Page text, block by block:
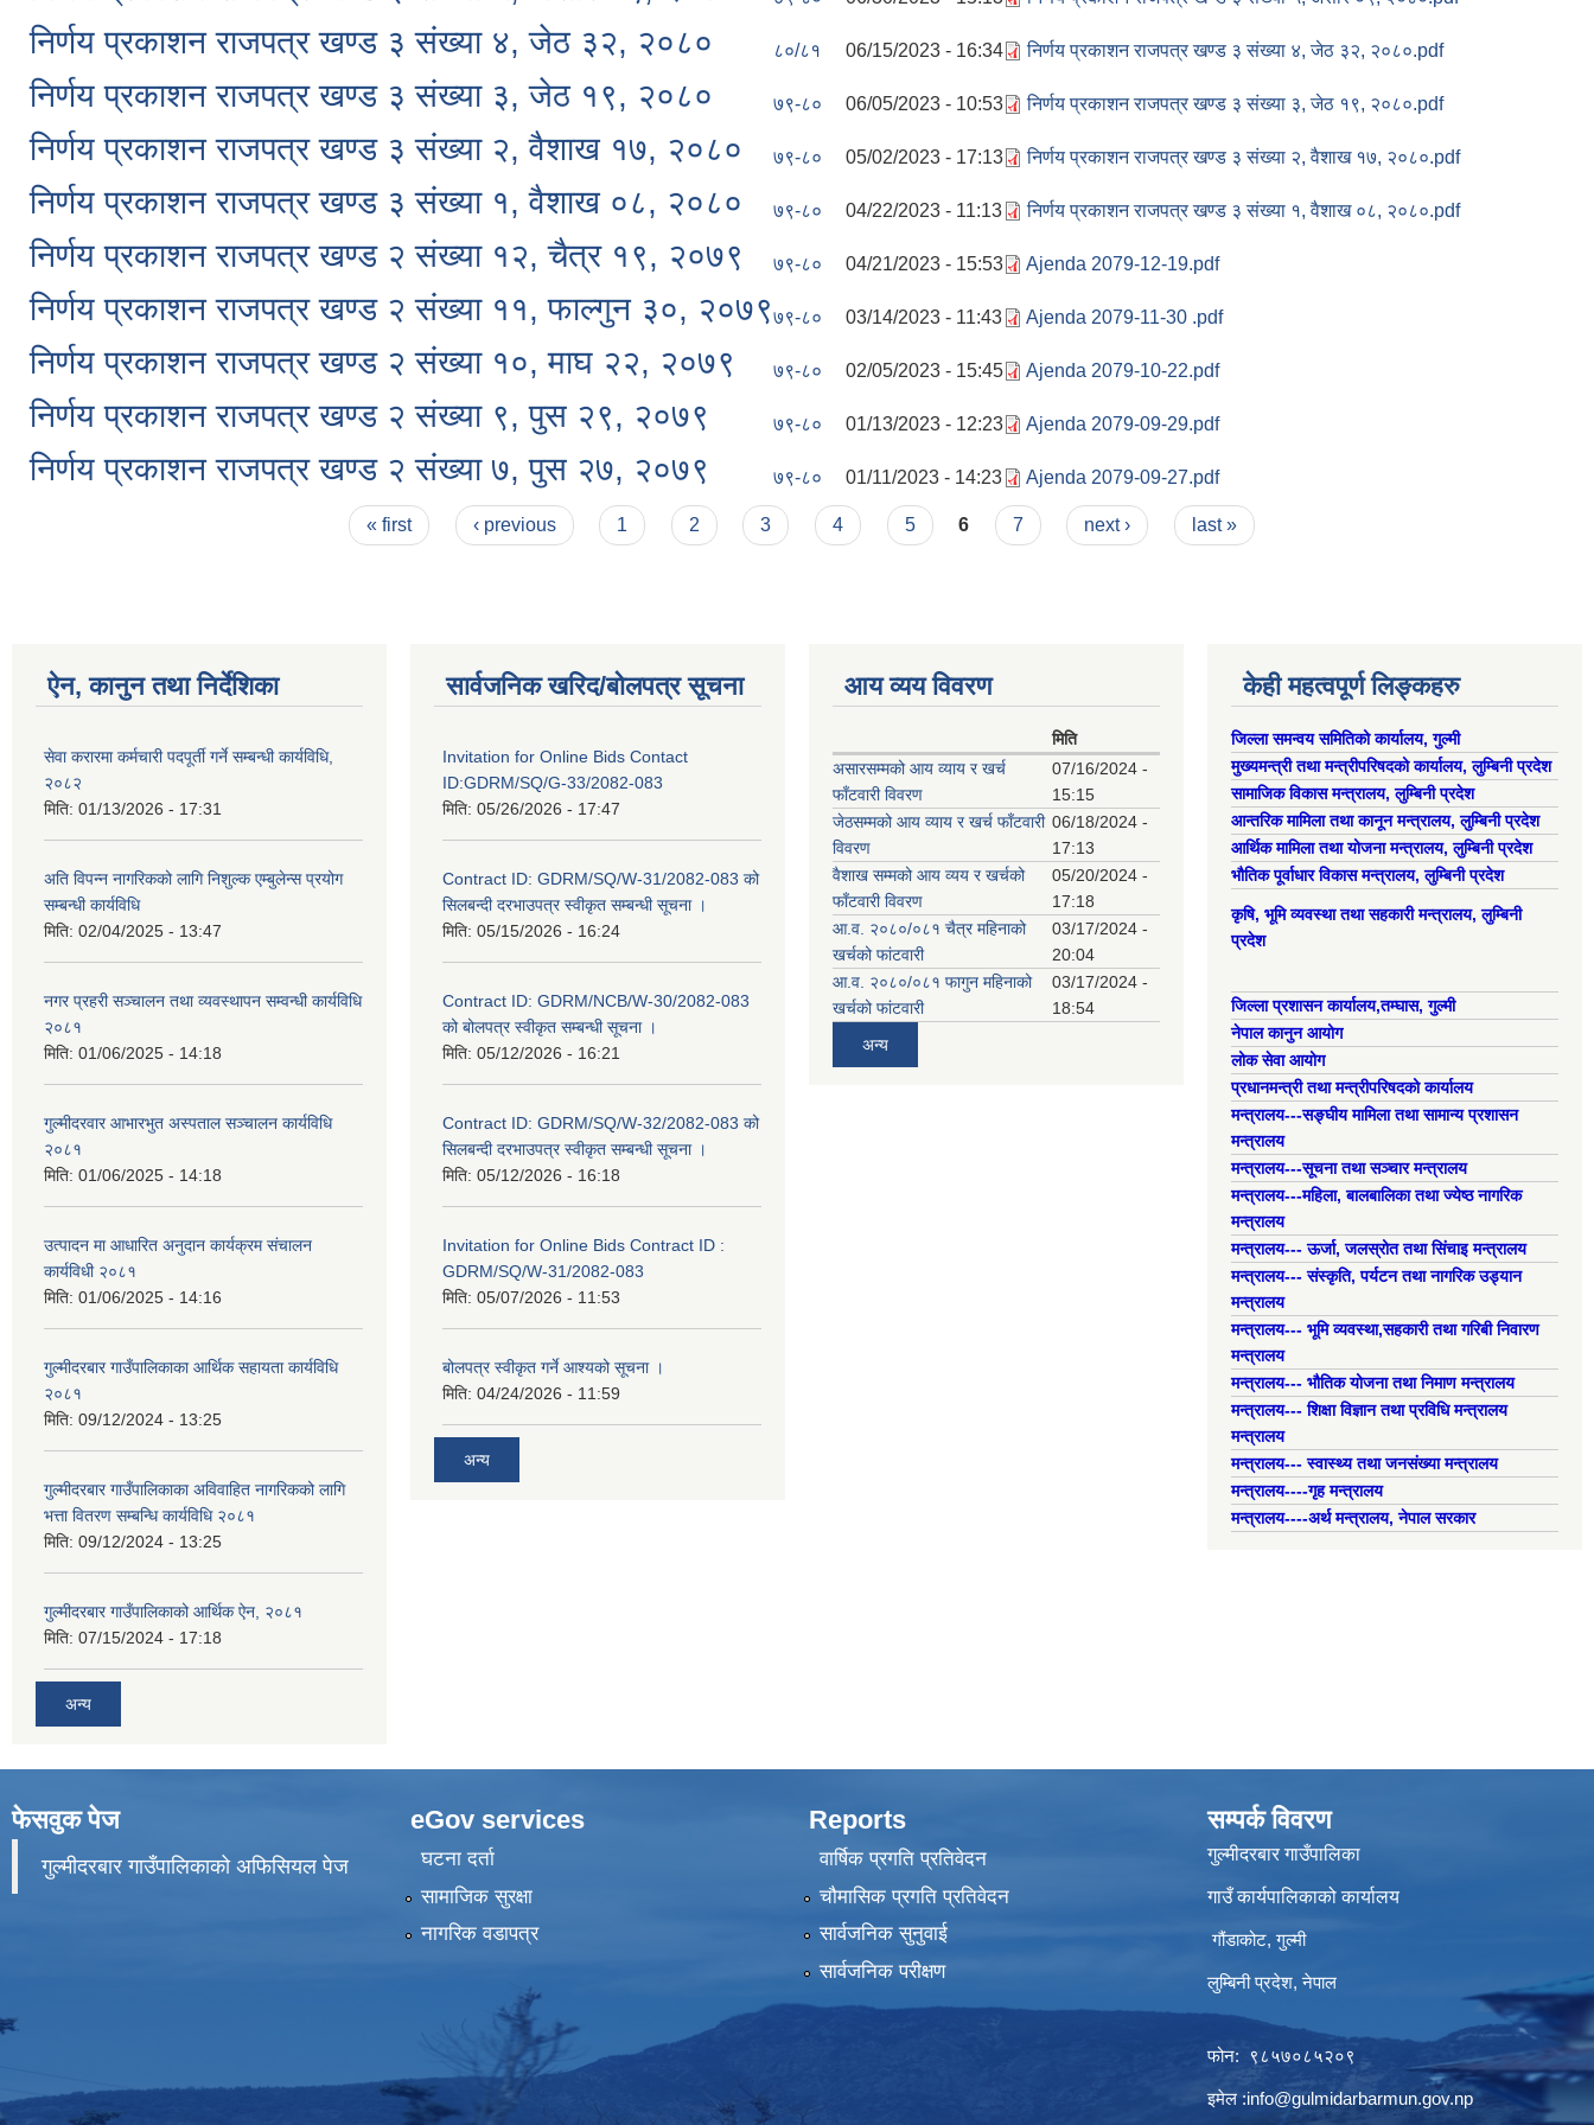
निर्णय प्रकाशन राजपत्र खण्ड ३ संख्या ४, जेठ ३२, २०८० ८०/८१ 06/15/2023 - 16:34 निर्णय प्रकाशन राजपत्र खण्ड ३ संख्या ४, जेठ ३२, २०८०.pdf
निर्णय प्रकाशन राजपत्र खण्ड ३ संख्या ३, जेठ १९, २०८० ७९-८० 06/05/2023 - 10:53 निर्णय प्रकाशन राजपत्र खण्ड ३ संख्या ३, जेठ १९, २०८०.pdf
निर्णय प्रकाशन राजपत्र खण्ड ३ संख्या २, वैशाख १७, २०८० ७९-८० 05/02/2023 - 17:13 निर्णय प्रकाशन राजपत्र खण्ड ३ संख्या २, वैशाख १७, २०८०.pdf
निर्णय प्रकाशन राजपत्र खण्ड ३ संख्या १, वैशाख ०८, २०८० ७९-८० 04/22/2023 - 11:13 निर्णय प्रकाशन राजपत्र खण्ड ३ संख्या १, वैशाख ०८, २०८०.pdf
निर्णय प्रकाशन राजपत्र खण्ड २ संख्या १२, चैत्र १९, २०७९ ७९-८० 04/21/2023 - 15:53 Ajenda 2079-12-19.pdf
निर्णय प्रकाशन राजपत्र खण्ड २ संख्या ११, फाल्गुन ३०, २०७९७९-८० 03/14/2023 - 11:43 Ajenda 2079-11-30 .pdf
निर्णय प्रकाशन राजपत्र खण्ड २ संख्या १०, माघ २२, २०७९ ७९-८० 02/05/2023 - 15:45 Ajenda 2079-10-22.pdf
निर्णय प्रकाशन राजपत्र खण्ड २ संख्या ९, पुस २९, २०७९ ७९-८० 01/13/2023 - 12:23 Ajenda 2079-09-29.pdf
निर्णय प्रकाशन राजपत्र खण्ड २ संख्या ७, पुस २७, २०७९ ७९-८० 01/11/2023 - 14:23 Ajenda 2079-09-27.pdf
« first ‹ previous 1 2 3 4 5 6 7 next › last »
ऐन, कानुन तथा निर्देशिका
सेवा करारमा कर्मचारी पदपूर्ती गर्ने सम्बन्धी कार्यविधि,
२०८२
मिति: 01/13/2026 - 17:31
अति विपन्न नागरिकको लागि निशुल्क एम्बुलेन्स प्रयोग
सम्बन्धी कार्यविधि
मिति: 02/04/2025 - 13:47
नगर प्रहरी सञ्चालन तथा व्यवस्थापन सम्वन्धी कार्यविधि
२०८१
मिति: 01/06/2025 - 14:18
गुल्मीदरवार आभारभुत अस्पताल सञ्चालन कार्यविधि
२०८१
मिति: 01/06/2025 - 14:18
उत्पादन मा आधारित अनुदान कार्यक्रम संचालन
कार्यविधी २०८१
मिति: 01/06/2025 - 14:16
गुल्मीदरबार गाउँपालिकाका आर्थिक सहायता कार्यविधि
२०८१
मिति: 09/12/2024 - 13:25
गुल्मीदरबार गाउँपालिकाका अविवाहित नागरिकको लागि
भत्ता वितरण सम्बन्धि कार्यविधि २०८१
मिति: 09/12/2024 - 13:25
गुल्मीदरबार गाउँपालिकाको आर्थिक ऐन, २०८१
मिति: 07/15/2024 - 17:18
अन्य
सार्वजनिक खरिद/बोलपत्र सूचना
Invitation for Online Bids Contact
ID:GDRM/SQ/G-33/2082-083
मिति: 05/26/2026 - 17:47
Contract ID: GDRM/SQ/W-31/2082-083 को
सिलबन्दी दरभाउपत्र स्वीकृत सम्बन्धी सूचना ।
मिति: 05/15/2026 - 16:24
Contract ID: GDRM/NCB/W-30/2082-083
को बोलपत्र स्वीकृत सम्बन्धी सूचना ।
मिति: 05/12/2026 - 16:21
Contract ID: GDRM/SQ/W-32/2082-083 को
सिलबन्दी दरभाउपत्र स्वीकृत सम्बन्धी सूचना ।
मिति: 05/12/2026 - 16:18
Invitation for Online Bids Contract ID :
GDRM/SQ/W-31/2082-083
मिति: 05/07/2026 - 11:53
बोलपत्र स्वीकृत गर्ने आश्यको सूचना ।
मिति: 04/24/2026 - 11:59
अन्य
आय व्यय विवरण
मिति
असारसम्मको आय व्याय र खर्च
फाँटवारी विवरण
07/16/2024 -
15:15
जेठसम्मको आय व्याय र खर्च फाँटवारी
विवरण
06/18/2024 -
17:13
वैशाख सम्मको आय व्यय र खर्चको
फाँटवारी विवरण
05/20/2024 -
17:18
आ.व. २०८०/०८१ चैत्र महिनाको
खर्चको फांटवारी
03/17/2024 -
20:04
आ.व. २०८०/०८१ फागुन महिनाको
खर्चको फांटवारी
03/17/2024 -
18:54
अन्य
केही महत्वपूर्ण लिङ्कहरु
जिल्ला समन्वय समितिको कार्यालय, गुल्मी
मुख्यमन्त्री तथा मन्त्रीपरिषदको कार्यालय, लुम्बिनी प्रदेश
सामाजिक विकास मन्त्रालय, लुम्बिनी प्रदेश
आन्तरिक मामिला तथा कानून मन्त्रालय, लुम्बिनी प्रदेश
आर्थिक मामिला तथा योजना मन्त्रालय, लुम्बिनी प्रदेश
भौतिक पूर्वाधार विकास मन्त्रालय, लुम्बिनी प्रदेश
कृषि, भूमि व्यवस्था तथा सहकारी मन्त्रालय, लुम्बिनी
प्रदेश
जिल्ला प्रशासन कार्यालय,तम्घास, गुल्मी
नेपाल कानुन आयोग
लोक सेवा आयोग
प्रधानमन्त्री तथा मन्त्रीपरिषदको कार्यालय
मन्त्रालय---सङ्घीय मामिला तथा सामान्य प्रशासन
मन्त्रालय
मन्त्रालय---सूचना तथा सञ्चार मन्त्रालय
मन्त्रालय---महिला, बालबालिका तथा ज्येष्ठ नागरिक
मन्त्रालय
मन्त्रालय--- ऊर्जा, जलस्रोत तथा सिंचाइ मन्त्रालय
मन्त्रालय--- संस्कृति, पर्यटन तथा नागरिक उड्यान
मन्त्रालय
मन्त्रालय--- भूमि व्यवस्था,सहकारी तथा गरिबी निवारण
मन्त्रालय
मन्त्रालय--- भौतिक योजना तथा निमाण मन्त्रालय
मन्त्रालय--- शिक्षा विज्ञान तथा प्रविधि मन्त्रालय
मन्त्रालय
मन्त्रालय--- स्वास्थ्य तथा जनसंख्या मन्त्रालय
मन्त्रालय----गृह मन्त्रालय
मन्त्रालय----अर्थ मन्त्रालय, नेपाल सरकार
फेसवुक पेज
गुल्मीदरबार गाउँपालिकाको अफिसियल पेज
eGov services
घटना दर्ता
सामाजिक सुरक्षा
नागरिक वडापत्र
Reports
वार्षिक प्रगति प्रतिवेदन
चौमासिक प्रगति प्रतिवेदन
सार्वजनिक सुनुवाई
सार्वजनिक परीक्षण
सम्पर्क विवरण
गुल्मीदरबार गाउँपालिका
गाउँ कार्यपालिकाको कार्यालय
गौंडाकोट, गुल्मी
लुम्बिनी प्रदेश, नेपाल
फोन: ९८५७०८५२०९
इमेल :info@gulmidarbarmun.gov.np